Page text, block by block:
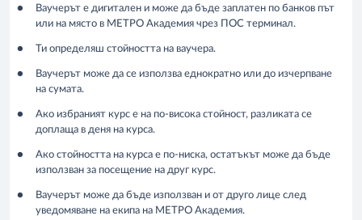
Ваучерът е дигитален и може да бъде заплатен по банков път
или на място в МЕТРО Академия чрез ПОС терминал.
Ти определяш стойността на ваучера.
Ваучерът може да се използва еднократно или до изчерпване
на сумата.
Ако избраният курс е на по-висока стойност, разликата се
доплаща в деня на курса.
Ако стойността на курса е по-ниска, остатъкът може да бъде
използван за посещение на друг курс.
Ваучерът може да бъде използван и от друго лице след
уведомяване на екипа на МЕТРО Академия.